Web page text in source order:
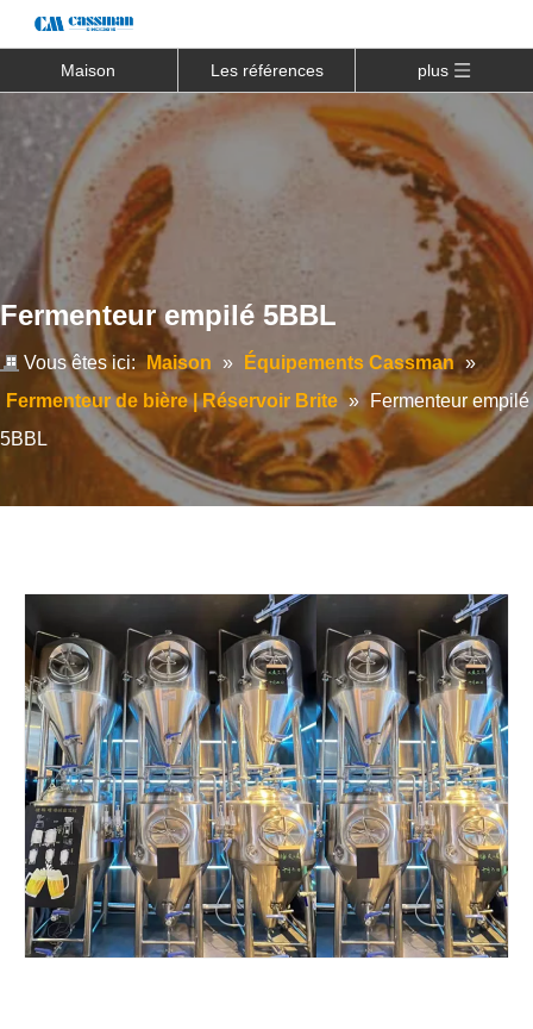
Maison Les références plus
Fermenteur empilé 5BBL
Vous êtes ici: Maison » Équipements Cassman »
Fermenteur de bière | Réservoir Brite » Fermenteur empilé
5BBL